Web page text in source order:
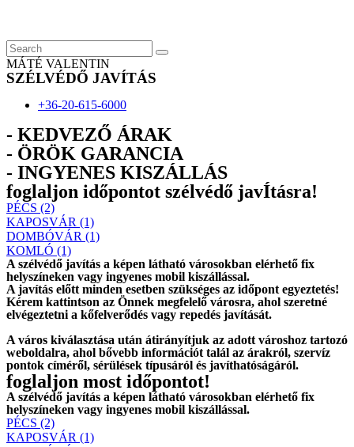
content
MÁTÉ VALENTIN
SZÉLVÉDŐ JAVÍTÁS
+36-20-615-6000
- KEDVEZŐ ÁRAK
- ÖRÖK GARANCIA
- INGYENES KISZÁLLÁS
foglaljon időpontot szélvédő javÍtásra!
PÉCS (2)
KAPOSVÁR (1)
DOMBÓVÁR (1)
KOMLÓ (1)
A szélvédő javítás a képen látható városokban elérhető fix
helyszíneken vagy ingyenes mobil kiszállással.
A javítás előtt minden esetben szükséges az időpont egyeztetés!
Kérem kattintson az Önnek megfelelő városra, ahol szeretné
elvégeztetni a kőfelverődés vagy repedés javítását.
A város kiválasztása után átirányítjuk az adott városhoz tartozó
weboldalra, ahol bővebb információt talál az árakról, szervíz
pontok címéről, sérülések típusáról és javíthatóságáról.
foglaljon most időpontot!
A szélvédő javítás a képen látható városokban elérhető fix
helyszíneken vagy ingyenes mobil kiszállással.
PÉCS (2)
KAPOSVÁR (1)